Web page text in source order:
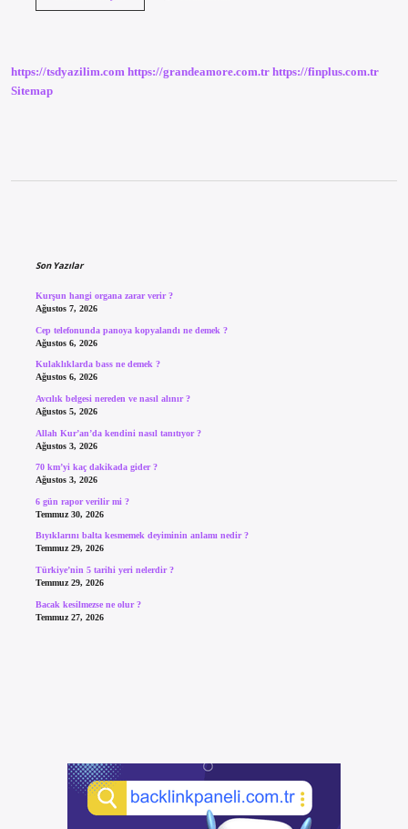
https://tsdyazilim.com https://grandeamore.com.tr https://finplus.com.tr
Sitemap
Son Yazılar
Kurşun hangi organa zarar verir ?
Ağustos 7, 2026
Cep telefonunda panoya kopyalandı ne demek ?
Ağustos 6, 2026
Kulaklıklarda bass ne demek ?
Ağustos 6, 2026
Avcılık belgesi nereden ve nasıl alınır ?
Ağustos 5, 2026
Allah Kur’an’da kendini nasıl tanıtıyor ?
Ağustos 3, 2026
70 km’yi kaç dakikada gider ?
Ağustos 3, 2026
6 gün rapor verilir mi ?
Temmuz 30, 2026
Bıyıklarını balta kesmemek deyiminin anlamı nedir ?
Temmuz 29, 2026
Türkiye’nin 5 tarihi yeri nelerdir ?
Temmuz 29, 2026
Bacak kesilmezse ne olur ?
Temmuz 27, 2026